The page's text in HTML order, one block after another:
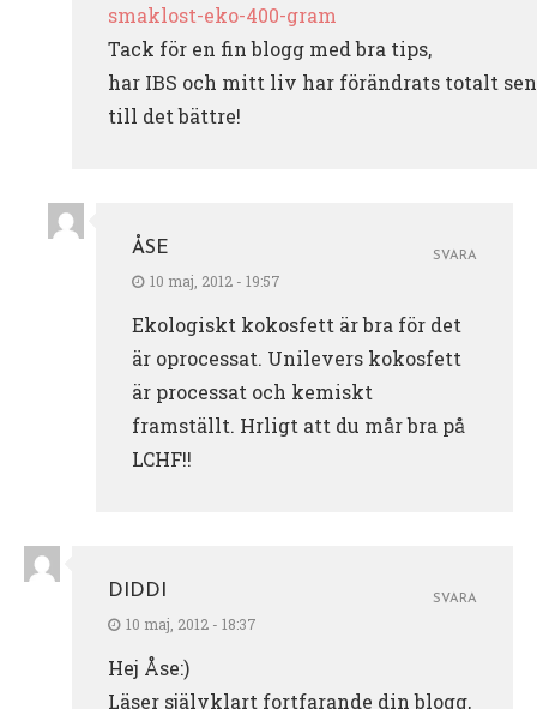
smaklost-eko-400-gram
Tack för en fin blogg med bra tips,
har IBS och mitt liv har förändrats totalt
till det bättre!
ÅSE
10 maj, 2012 - 19:57
Ekologiskt kokosfett är bra för det
är oprocessat. Unilevers kokosfett
är processat och kemiskt
framställt. Hrligt att du mår bra på
LCHF!!
SVARA
DIDDI
10 maj, 2012 - 18:37
Hej Åse:)
Läser självklart fortfarande din blogg,
SVARA